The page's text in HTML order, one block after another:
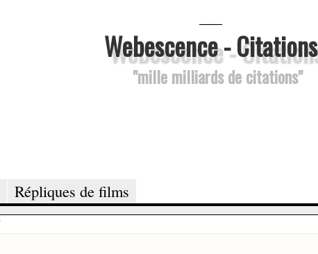
Webescence - Citations
"mille milliards de citations"
Répliques de films